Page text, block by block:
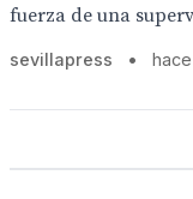
fuerza de una
sevillapress •